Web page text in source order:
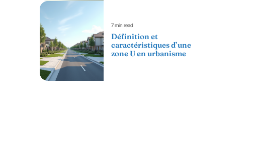
7 min read
Définition et
caractéristiques d’une
zone U en urbanisme